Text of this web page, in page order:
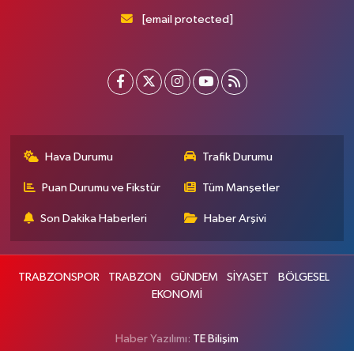
[email protected]
Hava Durumu Trafik Durumu
Puan Durumu ve Fikstür Tüm Manşetler
Son Dakika Haberleri Haber Arşivi
TRABZONSPOR TRABZON GÜNDEM SİYASET
BÖLGESEL
EKONOMİ
Haber Yazılımı: TE Bilişim